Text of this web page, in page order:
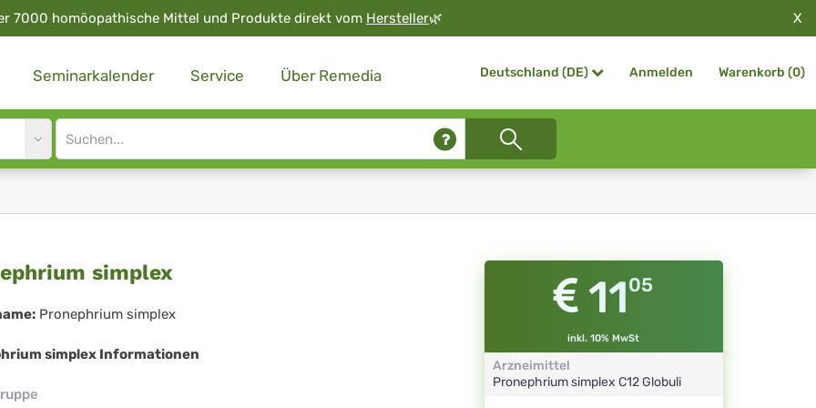
7000 homöopathische Mittel und Produkte direkt vom Hersteller🌿 X
Seminarkalender Service Über Remedia Deutschland (DE) Anmelden Warenkorb (0)
Site
search
simplex
Pronephrium simplex
simplex Informationen
1105
inkl. 10% MwSt
Arzneimittel
Pronephrium simplex C12 Globuli